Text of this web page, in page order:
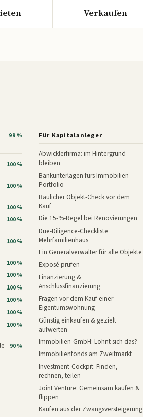
Verkaufen
99 %
100 %
100 %
100 %
100 %
100 %
100 %
100 %
100 %
100 %
100 %
100 %
90 %
Für Kapitalanleger
Abwicklerfirma: im Hintergrund
bleiben
Bankunterlagen fürs Immobilien-
Portfolio
Baulicher Objekt-Check vor dem
Kauf
Die 15-%-Regel bei Renovierungen
Due-Diligence-Checkliste
Mehrfamilienhaus
Ein Generalverwalter für alle Objekte
Exposé prüfen
Finanzierung &
Anschlussfinanzierung
Fragen vor dem Kauf einer
Eigentumswohnung
Günstig einkaufen & gezielt
aufwerten
Immobilien-GmbH: Lohnt sich das?
Immobilienfonds am Zweitmarkt
Investment-Cockpit: Finden,
rechnen, teilen
Joint Venture: Gemeinsam kaufen &
flippen
Kaufen aus der Zwangsversteigerung